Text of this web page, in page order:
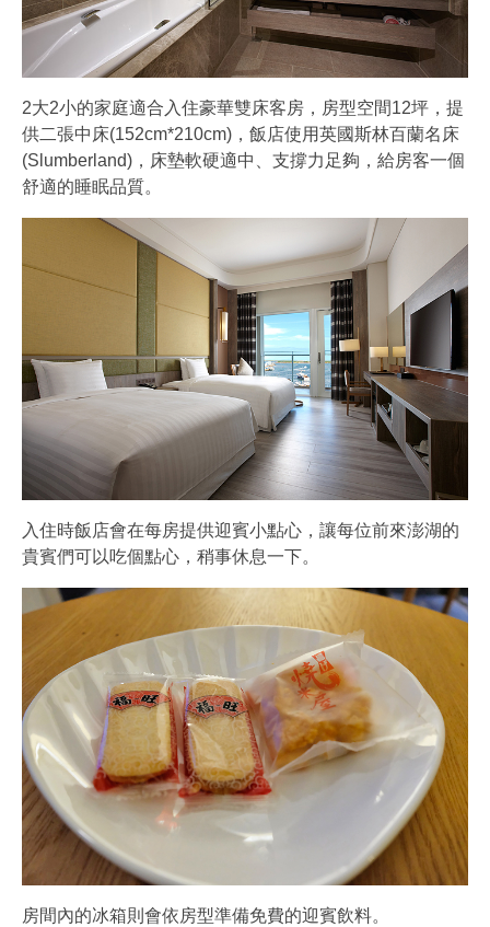
2大2小的家庭適合入住豪華雙床客房，房型空間12坪，提
供二張中床(152cm*210cm)，飯店使用英國斯林百蘭名床
(Slumberland)，床墊軟硬適中、支撐力足夠，給房客一個
舒適的睡眠品質。
入住時飯店會在每房提供迎賓小點心，讓每位前來澎湖的
貴賓們可以吃個點心，稍事休息一下。
房間內的冰箱則會依房型準備免費的迎賓飲料。